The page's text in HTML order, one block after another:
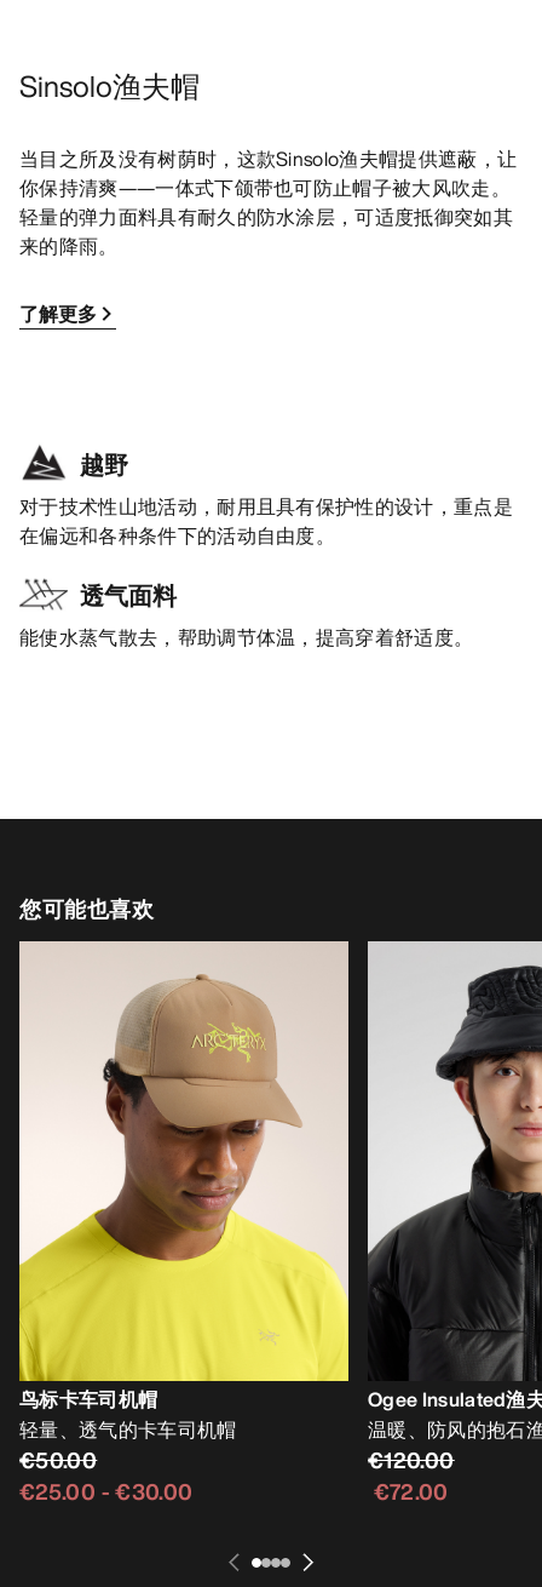
Sinsolo渔夫帽
当目之所及没有树荫时，这款Sinsolo渔夫帽提供遮蔽，让
你保持清爽——一体式下颌带也可防止帽子被大风吹走。
轻量的弹力面料具有耐久的防水涂层，可适度抵御突如其
来的降雨。
了解更多
越野
对于技术性山地活动，耐用且具有保护性的设计，重点是
在偏远和各种条件下的活动自由度。
透气面料
能使水蒸气散去，帮助调节体温，提高穿着舒适度。
您可能也喜欢
鸟标卡车司机帽
轻量、透气的卡车司机帽
€50.00
€25.00 -€30.00
Ogee Insulated渔
温暖、防风的抱石
€120.00
€72.00